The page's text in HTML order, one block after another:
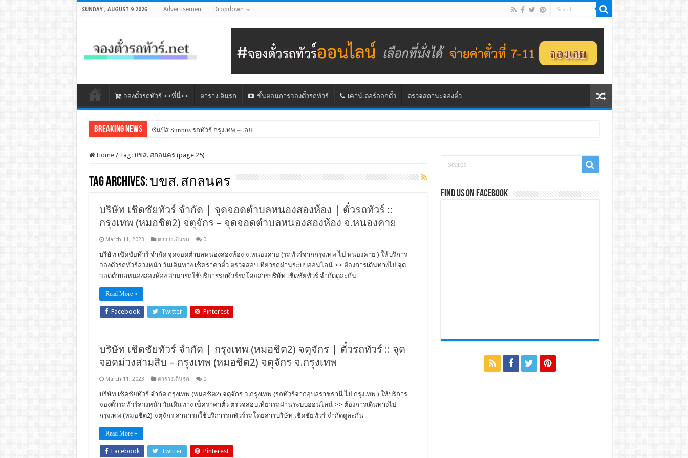
SUNDAY , AUGUST 9 2026 Advertisement Dropdown
จองตั๋วรถทัวร์ >>ที่นี่<< ตารางเดินรถ ขั้นตอนการจองตั๋วรถทัวร์ เคาน์เตอร์ออกตั๋ว ตรวจสถานะจองตั๋ว
Breaking News ซันบัส Sunbus รถทัวร์ กรุงเทพ – เลย
Home / Tag: บขส. สกลนคร(page 25)
Tag Archives: บขส. สกลนคร
บริษัท เชิดชัยทัวร์ จำกัด | จุดจอดตำบลหนองสองห้อง | ตั๋วรถทัวร์ ::
กรุงเทพ (หมอชิต2) จตุจักร – จุดจอดตำบลหนองสองห้อง จ.หนองคาย
March 11, 2023 ตารางเดินรถ 0
บริษัท เชิดชัยทัวร์ จำกัด จุดจอดตำบลหนองสองห้อง จ.หนองคาย (รถทัวร์จากกรุงเทพ ไป หนองคาย ) ให้บริการ
จองตั๋วรถทัวร์ล่วงหน้า วันเดินทาง เช็คราคาตั๋ว ตรวจสอบเที่ยวรถผ่านระบบออนไลน์ >> ต้องการเดินทางไป จุด
จอดตำบลหนองสองห้อง สามารถใช้บริการรถทัวร์รถโดยสารบริษัท เชิดชัยทัวร์ จำกัดดูละกัน
Read More »
Facebook Twitter Pinterest
บริษัท เชิดชัยทัวร์ จำกัด | กรุงเทพ (หมอชิต2) จตุจักร | ตั๋วรถทัวร์ :: จุด
จอดม่วงสามสิบ – กรุงเทพ (หมอชิต2) จตุจักร จ.กรุงเทพ
March 11, 2023 ตารางเดินรถ 0
บริษัท เชิดชัยทัวร์ จำกัด กรุงเทพ (หมอชิต2) จตุจักร จ.กรุงเทพ (รถทัวร์จากอุบลราชธานี ไป กรุงเทพ ) ให้บริการ
จองตั๋วรถทัวร์ล่วงหน้า วันเดินทาง เช็คราคาตั๋ว ตรวจสอบเที่ยวรถผ่านระบบออนไลน์ >> ต้องการเดินทางไป
กรุงเทพ (หมอชิต2) จตุจักร สามารถใช้บริการรถทัวร์รถโดยสารบริษัท เชิดชัยทัวร์ จำกัดดูละกัน
Read More »
Facebook Twitter Pinterest
Find us on Facebook